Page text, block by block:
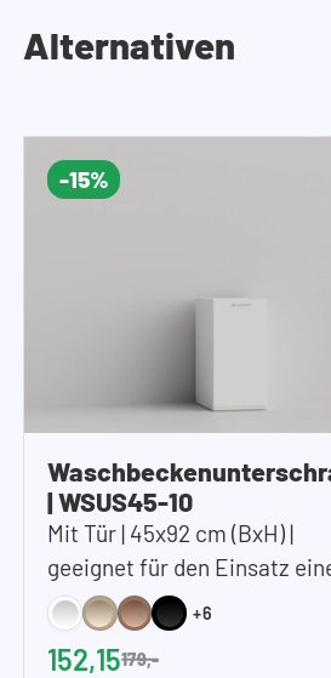
Alternativen
-15%
| WSUS45-10
Mit Tür | 45x92 cm (BxH) |
geeignet für den Einsatz
Spüle
+6
152,15179,-